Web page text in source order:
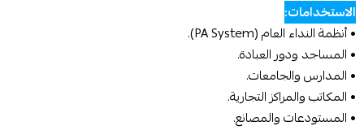
الاستخدامات:
• أنظمة النداء العام (PA System).
• المساجد ودور العبادة.
• المدارس والجامعات.
• المكاتب والمراكز التجارية.
• المستودعات والمصانع.